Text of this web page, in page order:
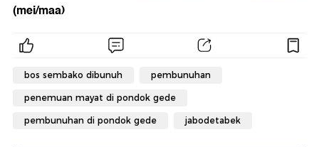
(mei/maa)
bos sembako dibunuh pembunuhan
penemuan mayat di pondok gede
pembunuhan di pondok gede jabodetabek